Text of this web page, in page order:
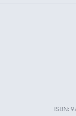
ISBN: